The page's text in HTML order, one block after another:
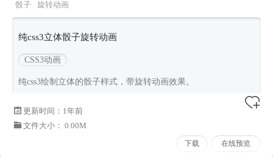
骰子 旋转动画
纯css3立体骰子旋转动画
CSS3动画
纯css3绘制立体的骰子样式，带旋转动画效果。
更新时间： 1年前
文件大小： 0.00M
下载 在线预览